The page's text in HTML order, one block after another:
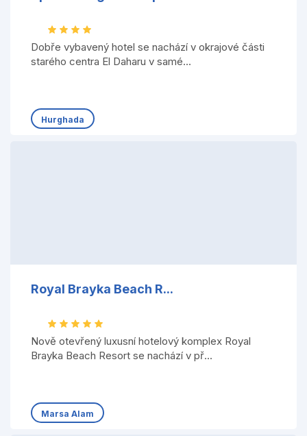
Dobře vybavený hotel se nachází v okrajové části
starého centra El Daharu v samé...
Hurghada
Royal Brayka Beach R...
Nově otevřený luxusní hotelový komplex Royal
Brayka Beach Resort se nachází v př...
Marsa Alam